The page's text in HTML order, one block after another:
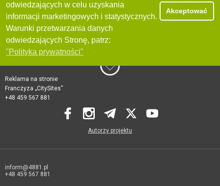
odwiedzających w celu uzyskania
informacji marketingowych i statystycznych.
Warunki przetwarzania danych
odwiedzających Stronę, patrz:
"Polityka prywatności"
Akceptować
Reklama na stronie
Franczyza „CitySites”
+48 459 567 881
Autorzy projektu
inform@4881.pl
+48 459 567 881